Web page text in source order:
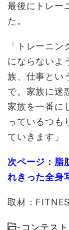
最後にトレー
た。
「トレーニ
にならないよ
族、仕事とい
で。家族に迷
家族を一番に
っているつも
ていきます」
次ページ：脂
れきった全身
取材：
-コンテスト